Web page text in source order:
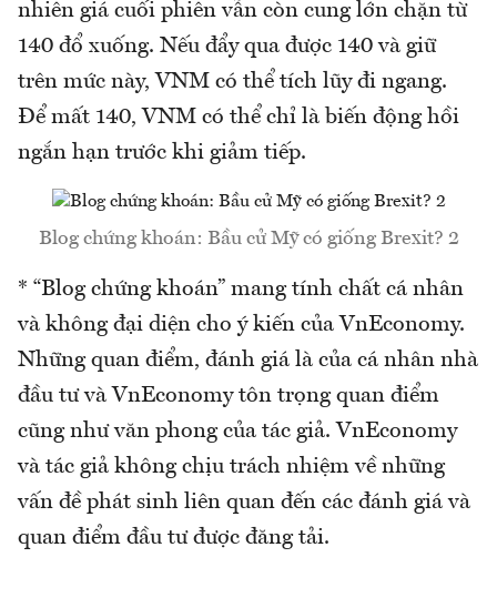
nhiên giá cuối phiên vẫn còn cung lớn chặn từ
140 đổ xuống. Nếu đẩy qua được 140 và giữ
trên mức này, VNM có thể tích lũy đi ngang.
Để mất 140, VNM có thể chỉ là biến động hồi
ngắn hạn trước khi giảm tiếp.
Blog chứng khoán: Bầu cử Mỹ có giống Brexit? 2
* “Blog chứng khoán” mang tính chất cá nhân
và không đại diện cho ý kiến của VnEconomy.
Những quan điểm, đánh giá là của cá nhân nhà
đầu tư và VnEconomy tôn trọng quan điểm
cũng như văn phong của tác giả. VnEconomy
và tác giả không chịu trách nhiệm về những
vấn đề phát sinh liên quan đến các đánh giá và
quan điểm đầu tư được đăng tải.